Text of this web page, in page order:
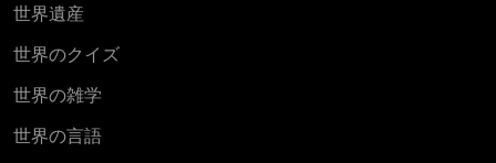
世界遺産
世界のクイズ
世界の雑学
世界の言語